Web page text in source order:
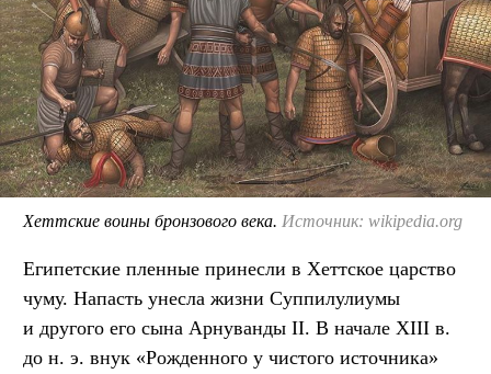
Хеттские воины бронзового века. Источник: wikipedia.org
Египетские пленные принесли в Хеттское царство
чуму. Напасть унесла жизни Суппилулиумы
и другого его сына Арнуванды II. В начале XIII в.
до н. э. внук «Рожденного у чистого источника»